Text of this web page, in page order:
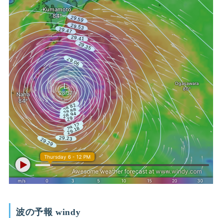
波の予報 windy